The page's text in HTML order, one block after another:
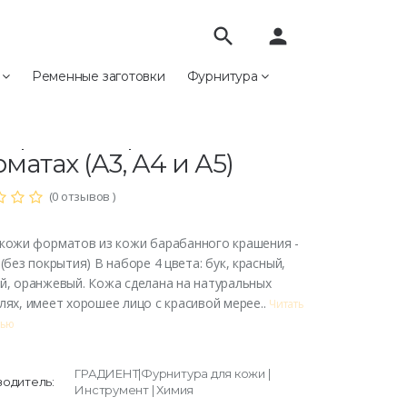
Ременные заготовки Фурнитура
search person
(А3, А4 и А5)
(0 отзывов )
форматов из кожи барабанного крашения -
покрытия) В наборе 4 цвета: бук, красный,
оранжевый. Кожа сделана на натуральных
имеет хорошее лицо с красивой мерее.. Читать
ГРАДИЕНТ|Фурнитура для кожи |
Инструмент | Химия